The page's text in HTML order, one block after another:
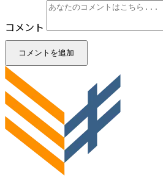
コメント
コメントを追加